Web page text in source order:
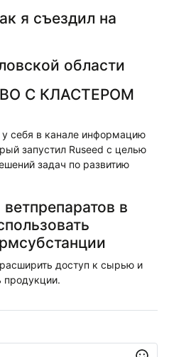
я съездил на
области
С КЛАСТЕРОМ
себя в канале информацию
запустил Ruseed с целью
задач по развитию
в
доступ к сырью и
продукции.